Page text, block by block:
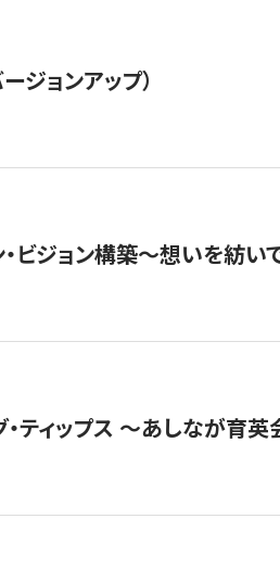
ジョンアップ）
・ビジョン構築〜想いを紡
・ティップス 〜あしなが育